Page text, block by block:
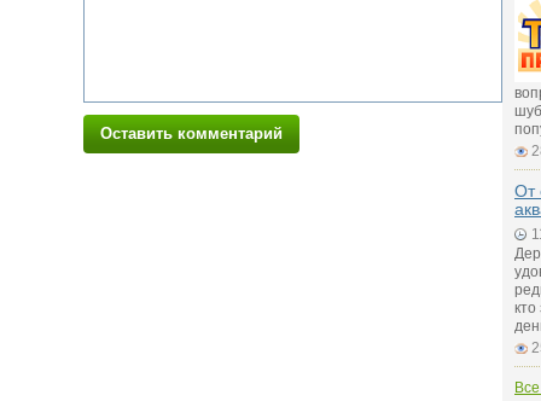
Оставить комментарий
От